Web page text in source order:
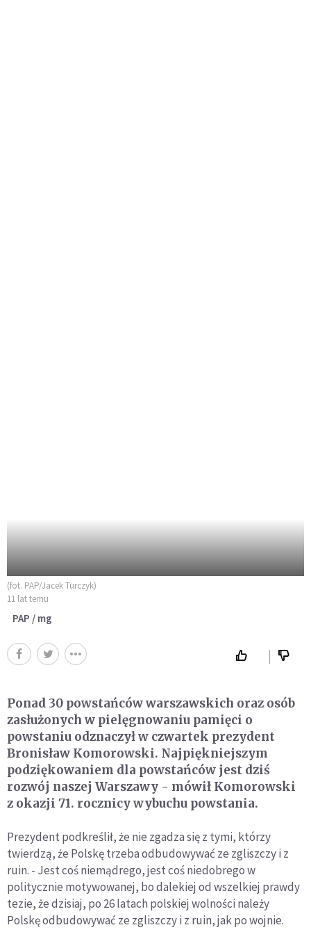
(fot. PAP/Jacek Turczyk)
11 lat temu
PAP / mg
Ponad 30 powstańców warszawskich oraz osób
zasłużonych w pielęgnowaniu pamięci o
powstaniu odznaczył w czwartek prezydent
Bronisław Komorowski. Najpiękniejszym
podziękowaniem dla powstańców jest dziś
rozwój naszej Warszawy - mówił Komorowski
z okazji 71. rocznicy wybuchu powstania.
Prezydent podkreślił, że nie zgadza się z tymi, którzy
twierdzą, że Polskę trzeba odbudowywać ze zgliszczy i z
ruin. - Jest coś niemądrego, jest coś niedobrego w
politycznie motywowanej, bo dalekiej od wszelkiej prawdy
tezie, że dzisiaj, po 26 latach polskiej wolności należy
Polskę odbudowywać ze zgliszczy i z ruin, jak po wojnie.